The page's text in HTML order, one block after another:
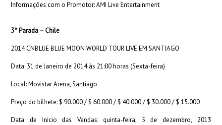
Informações com o Promotor: AMI Live Entertainment
3° Parada – Chile
2014 CNBLUE BLUE MOON WORLD TOUR LIVE EM SANTIAGO
Data: 31 de Janeiro de 2014 às 21:00 horas (Sexta-feira)
Local: Movistar Arena, Santiago
Preço do bilhete: $ 90.000 / $ 60.000 / $ 40.000 / $ 30.000 / $ 15.000
Data de Inicio das Vendas: quinta-feira, 5 de dezembro, 2013